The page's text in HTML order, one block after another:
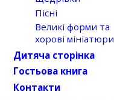
Пісні
Великі форми та
хорові мініатюри
Дитяча сторінка
Гостьова книга
Контакти